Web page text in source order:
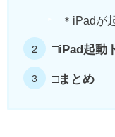
＊iPadが
□iPad起動
□まとめ